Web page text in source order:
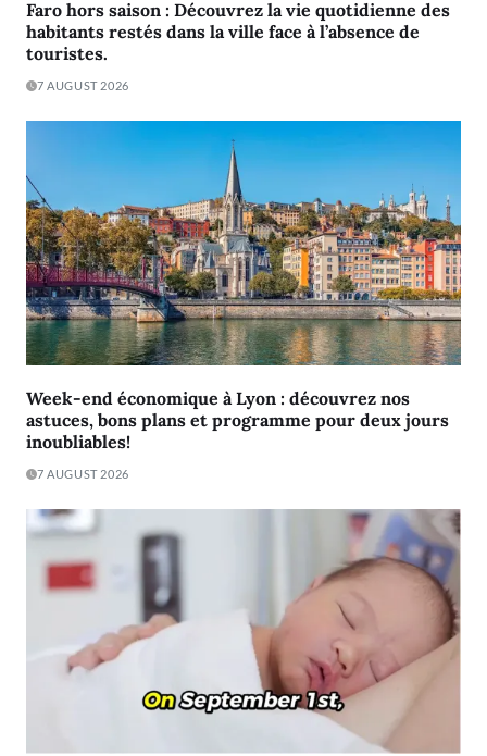
Faro hors saison : Découvrez la vie quotidienne des
habitants restés dans la ville face à l’absence de
touristes.
7 AUGUST 2026
Week-end économique à Lyon : découvrez nos
astuces, bons plans et programme pour deux jours
inoubliables!
7 AUGUST 2026